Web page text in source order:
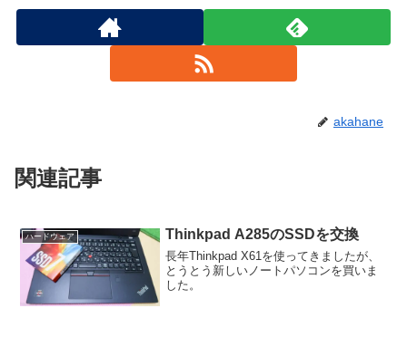
akahane
関連記事
ハードウェア Thinkpad A285のSSDを交換
長年Thinkpad X61を使ってきましたが、
とうとう新しいノートパソコンを買いま
した。